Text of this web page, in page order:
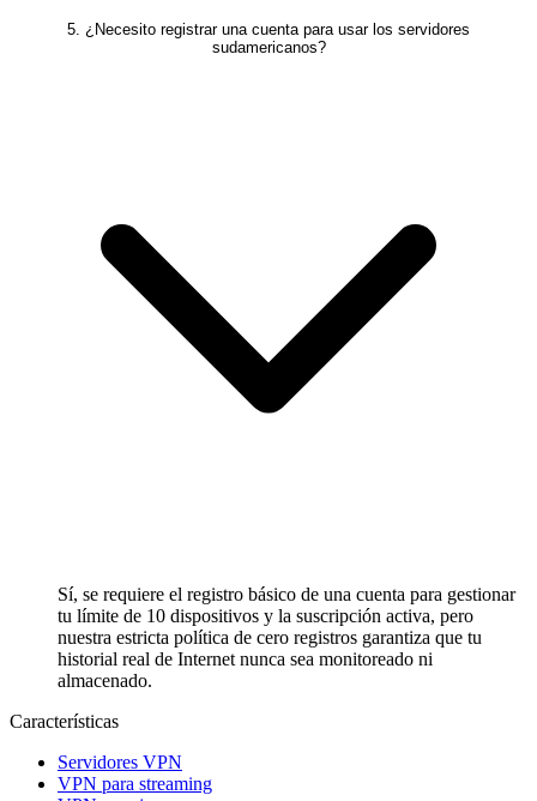
5. ¿Necesito registrar una cuenta para usar los servidores
sudamericanos?
Sí, se requiere el registro básico de una cuenta para gestionar
tu límite de 10 dispositivos y la suscripción activa, pero
nuestra estricta política de cero registros garantiza que tu
historial real de Internet nunca sea monitoreado ni
almacenado.
Características
Servidores VPN
VPN para streaming